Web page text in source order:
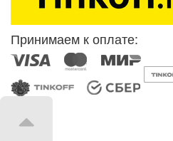
Принимаем к оплате: